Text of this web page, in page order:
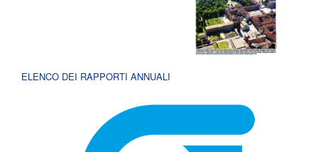
ELENCO DEI RAPPORTI ANNUALI